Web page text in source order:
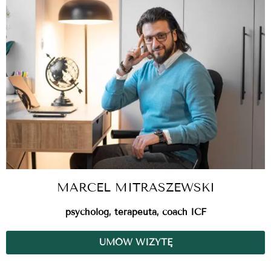
MARCEL MITRASZEWSKI
psycholog, terapeuta, coach ICF
UMÓW WIZYTĘ